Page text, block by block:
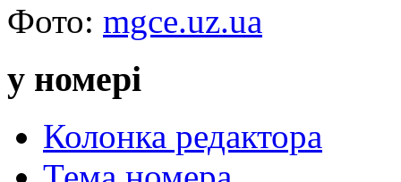
Фото: mgce.uz.ua
у номері
Колонка редактора